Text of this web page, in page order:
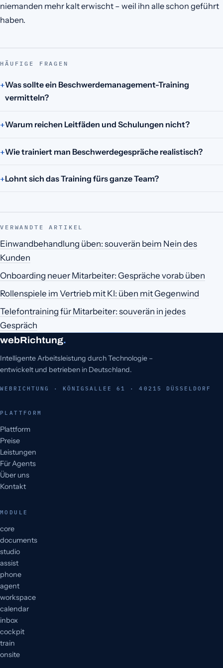
niemanden mehr kalt erwischt – weil ihn alle schon geführt
haben.
HÄUFIGE FRAGEN
Was sollte ein Beschwerdemanagement-Training
vermitteln?
Warum reichen Leitfäden und Schulungen nicht?
Wie trainiert man Beschwerdegespräche realistisch?
Lohnt sich das Training fürs ganze Team?
VERWANDTE ARTIKEL
Einwandbehandlung üben: souverän beim Nein des
Kunden
Onboarding neuer Mitarbeiter: Gespräche vorab üben
Rollenspiele im Vertrieb mit KI: üben mit Gegenwind
Telefontraining für Mitarbeiter: souverän in jedes
Gespräch
webRichtung.
Intelligente Arbeitsleistung durch Technologie –
entwickelt und betrieben in Deutschland.
WEBRICHTUNG · KÖNIGSALLEE 61 · 40215 DÜSSELDORF
PLATTFORM
Plattform
Preise
Leistungen
Für Agents
Über uns
Kontakt
MODULE
core
documents
studio
assist
phone
agent
workspace
calendar
inbox
cockpit
train
onsite